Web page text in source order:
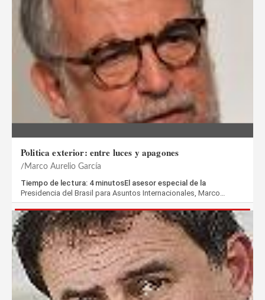
Politica exterior: entre luces y apagones
Marco Aurelio García
Tiempo de lectura: 4 minutosEl asesor especial de la
Presidencia del Brasil para Asuntos Internacionales, Marco…